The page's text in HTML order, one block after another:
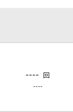
---- 回
----